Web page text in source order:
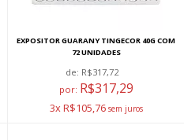
EXPOSITOR GUARANY TINGECOR 40G COM
72 UNIDADES
de: R$317,72
por: R$317,29
3x R$105,76